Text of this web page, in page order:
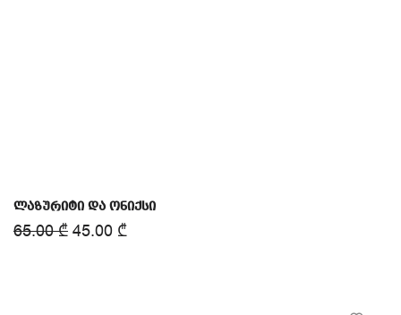
ლაზურიტი და ონიქსი
65.00₾ 45.00 ₾